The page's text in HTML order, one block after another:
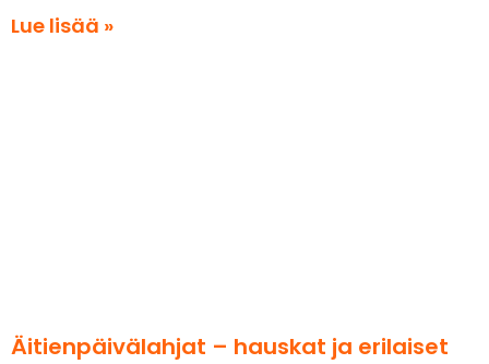
Lue lisää »
Äitienpäivälahjat – hauskat ja erilaiset